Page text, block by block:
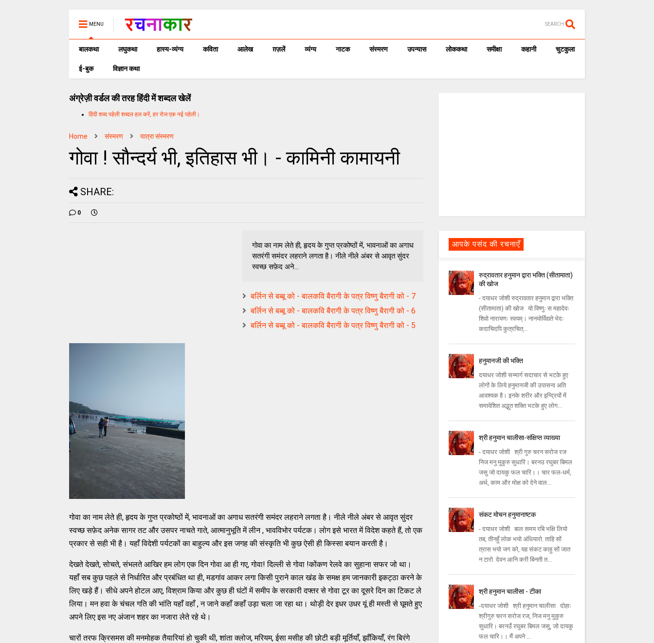
MENU SEARCH
बालकथा लघुकथा हास्य-व्यंग्य कविता आलेख ग़ज़लें व्यंग्य नाटक संस्मरण उपन्यास लोककथा समीक्षा कहानी चुटकुला
ई-बुक विज्ञान कथा
अंग्रेज़ी वर्डल की तरह हिंदी में शब्दल खेलें
हिंदी शब्द पहेली शब्दल हल करें, हर रोज एक नई पहेली।
Home संस्मरण यात्रा संस्मरण
गोवा ! सौन्दर्य भी, इतिहास भी। - कामिनी कामायनी
SHARE:
0
गोवा का नाम लेते ही, हृदय के गुप्त प्रकोष्ठों में, भावनाओं का अगाध
सतरंगी समंदर लहराने लगता है। नीले नीले अंबर से आवृत सुंदर
स्वच्छ सफ़ेद अने...
बर्लिन से बब्बू को - बालकवि बैरागी के पत्र विष्णु बैरागी को - 7
बर्लिन से बब्बू को - बालकवि बैरागी के पत्र विष्णु बैरागी को - 6
बर्लिन से बब्बू को - बालकवि बैरागी के पत्र विष्णु बैरागी को - 5
गोवा का नाम लेते ही, हृदय के गुप्त प्रकोष्ठों में, भावनाओं का अगाध सतरंगी समंदर लहराने लगता है। नीले नीले अंबर से आवृत सुंदर
स्वच्छ सफ़ेद अनेक सागर तट और उसपर नाचते गाते, आत्मानुभूति में लीन , भावविभोर पर्यटक। लोग इसे भारत में विदेश कहते हैं, तो एक
प्रकार से सही भी है। यहाँ विदेशी पर्यटकों का बाहुल्य और इस जगह की संस्कृति भी कुछ ऐसी ही किस्सा बयान करती है।
देखते देखते, सोचते, संभलते आखिर हम लोग एक दिन गोवा आ ही गए, गोवा! दिल्ली से गोवा !कोंकण रेलवे का सुहाना सफर जो था।
यहाँ सब कुछ पहले से निर्धारित और प्रबंधित था ही, मडगांव आकर लगा किसी पुराने काल खंड के समक्ष हम जानकारी इकट्ठा करने के
लिए खड़े हैं। सीधे अपने होटल आए, विश्राम किया और कुछ ही घंटों में समीप के सरकारी दफ्तर से गोवा टूर का दूसरे दिन का टिकट ले
लिया। मन हवा के चंचल गति की भांति यहाँ वहाँ , न जाने कहाँ कहाँ उड़ा चला जा रहा था। थोड़ी देर इधर उधर यूं ही मस्ती से घूमते हुए
अपने लिए इस नए अंजान शहर का नजारा लेते रहे थे।
चारों तरफ क्रिसमस की मनमोहक तैयारियां हो चुकी थी, शांता क्लोज, मरियम, ईसा मसीह की छोटी बड़ी मूर्तियाँ, झाँकियाँ, रंग बिरंगे
आपके पसंद की रचनाएँ
रुद्रावतार हनुमान द्वारा भक्ति (सीतामाता)
की खोज
- दयाधर जोशी रुद्रावतार हनुमान द्वारा भक्ति
(सीतामाता) की खोज यो विष्णुः स महादेवः
शिवो नारायणः स्वयम्। नानयोर्विद्यते भेदः
कदाचिदपि कुत्रचित्...
हनुमानजी की भक्ति
दयाधर जोशी सन्मार्ग सदाचार से भटके हुए
लोगों के लिये हनुमानजी की उपासना अति
आवश्यक है। इनके शरीर और इन्द्रियों में
समावेशित अद्भुत शक्ति भटके हुए लोग...
श्री हनुमान चालीसा-संक्षिप्त व्याख्या
- दयाधर जोशी श्री गुरु चरन सरोज रज
निज मनु मुकुरु सुधारि। बरनउ रघुबर बिमल
जसु जो दायकु फल चारि।। चार फल-धर्म,
अर्थ, काम और मोक्ष को देने वाल...
संकट मोचन हनुमानाष्टक
- दयाधर जोशी बाल समय रबि भक्षि लियो
तब, तीनहुँ लोक भयो अंधियारो. ताहि सों
त्रास भयो जग को, यह संकट काहु सों जात
न टारो. देवन आनि करी बिनती त...
श्री हनुमान चालीसा - टीका
-दयाधर जोशी श्री हनुमान चालीसा दोहाः
श्रीगुरु चरन सरोज रज, निज मनु मुकुरु
सुधारि। बरनउँ रघुबर बिमल जसु, जो दायकु
फल चारि।। मैं अपने ...